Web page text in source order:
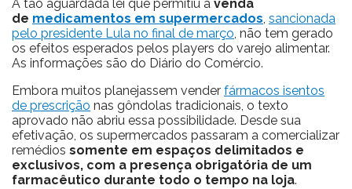
A tão aguardada lei que permitiu a venda
de medicamentos em supermercados, sancionada
pelo presidente Lula no final de março, não tem gerado
os efeitos esperados pelos players do varejo alimentar.
As informações são do Diário do Comércio.
Embora muitos planejassem vender fármacos isentos
de prescrição nas gôndolas tradicionais, o texto
aprovado não abriu essa possibilidade. Desde sua
efetivação, os supermercados passaram a comercializar
remédios somente em espaços delimitados e
exclusivos, com a presença obrigatória de um
farmacêutico durante todo o tempo na loja.